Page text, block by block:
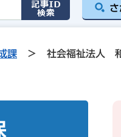
さ
課 > 社会福祉法人